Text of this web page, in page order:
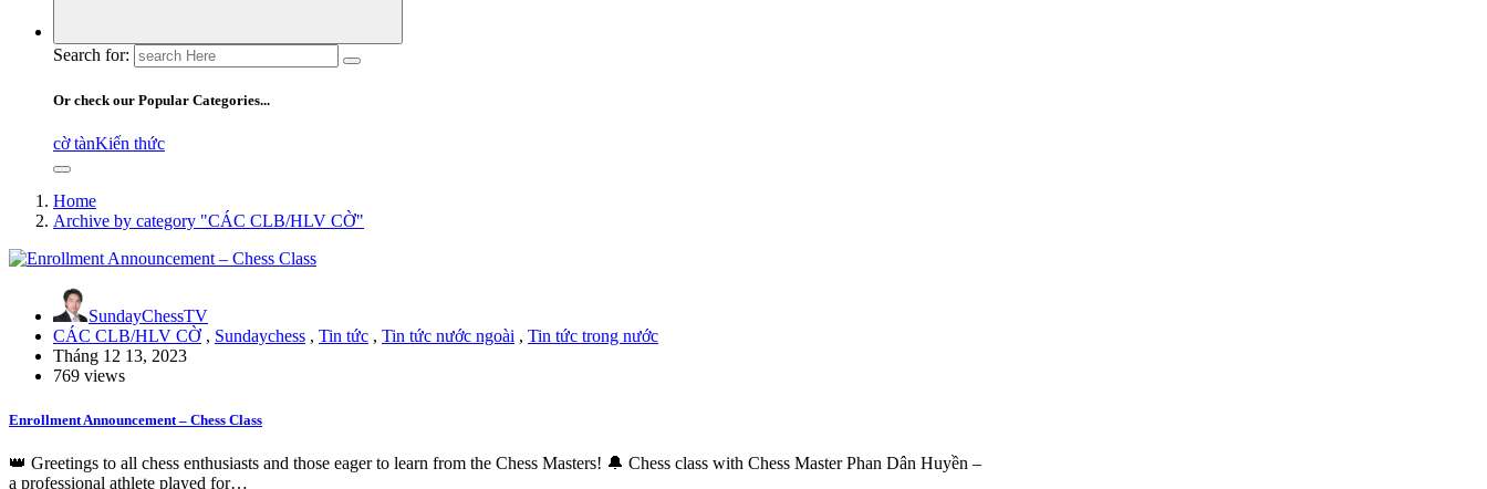
Search for:
Or check our Popular Categories...
cờ tànKiến thức
Home
Archive by category "CÁC CLB/HLV CỜ"
SundayChessTV
CÁC CLB/HLV CỜ , Sundaychess , Tin tức , Tin tức nước ngoài , Tin tức trong nước
Tháng 12 13, 2023
769 views
Enrollment Announcement – Chess Class
👑 Greetings to all chess enthusiasts and those eager to learn from the Chess Masters! 🔔 Chess class with Chess Master Phan Dân Huyền –
a professional athlete played for…